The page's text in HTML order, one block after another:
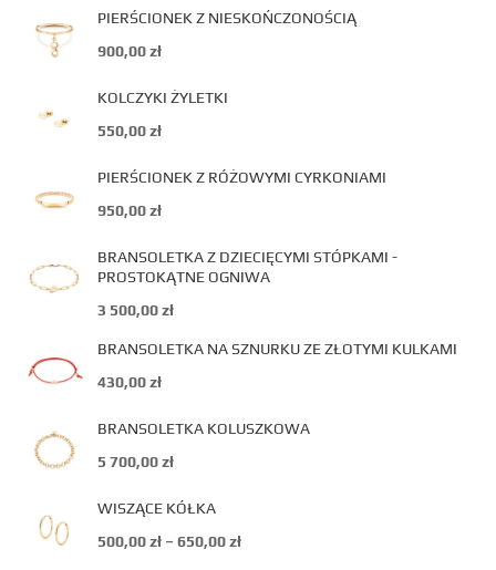
PIERŚCIONEK Z NIESKOŃCZONOŚCIĄ
900,00zł
KOLCZYKI ŻYLETKI
550,00zł
PIERŚCIONEK Z RÓŻOWYMI CYRKONIAMI
950,00zł
BRANSOLETKA Z DZIECIĘCYMI STÓPKAMI -
PROSTOKĄTNE OGNIWA
3 500,00zł
BRANSOLETKA NA SZNURKU ZE ZŁOTYMI KULKAMI
430,00zł
BRANSOLETKA KOLUSZKOWA
5 700,00zł
WISZĄCE KÓŁKA
500,00zł – 650,00zł